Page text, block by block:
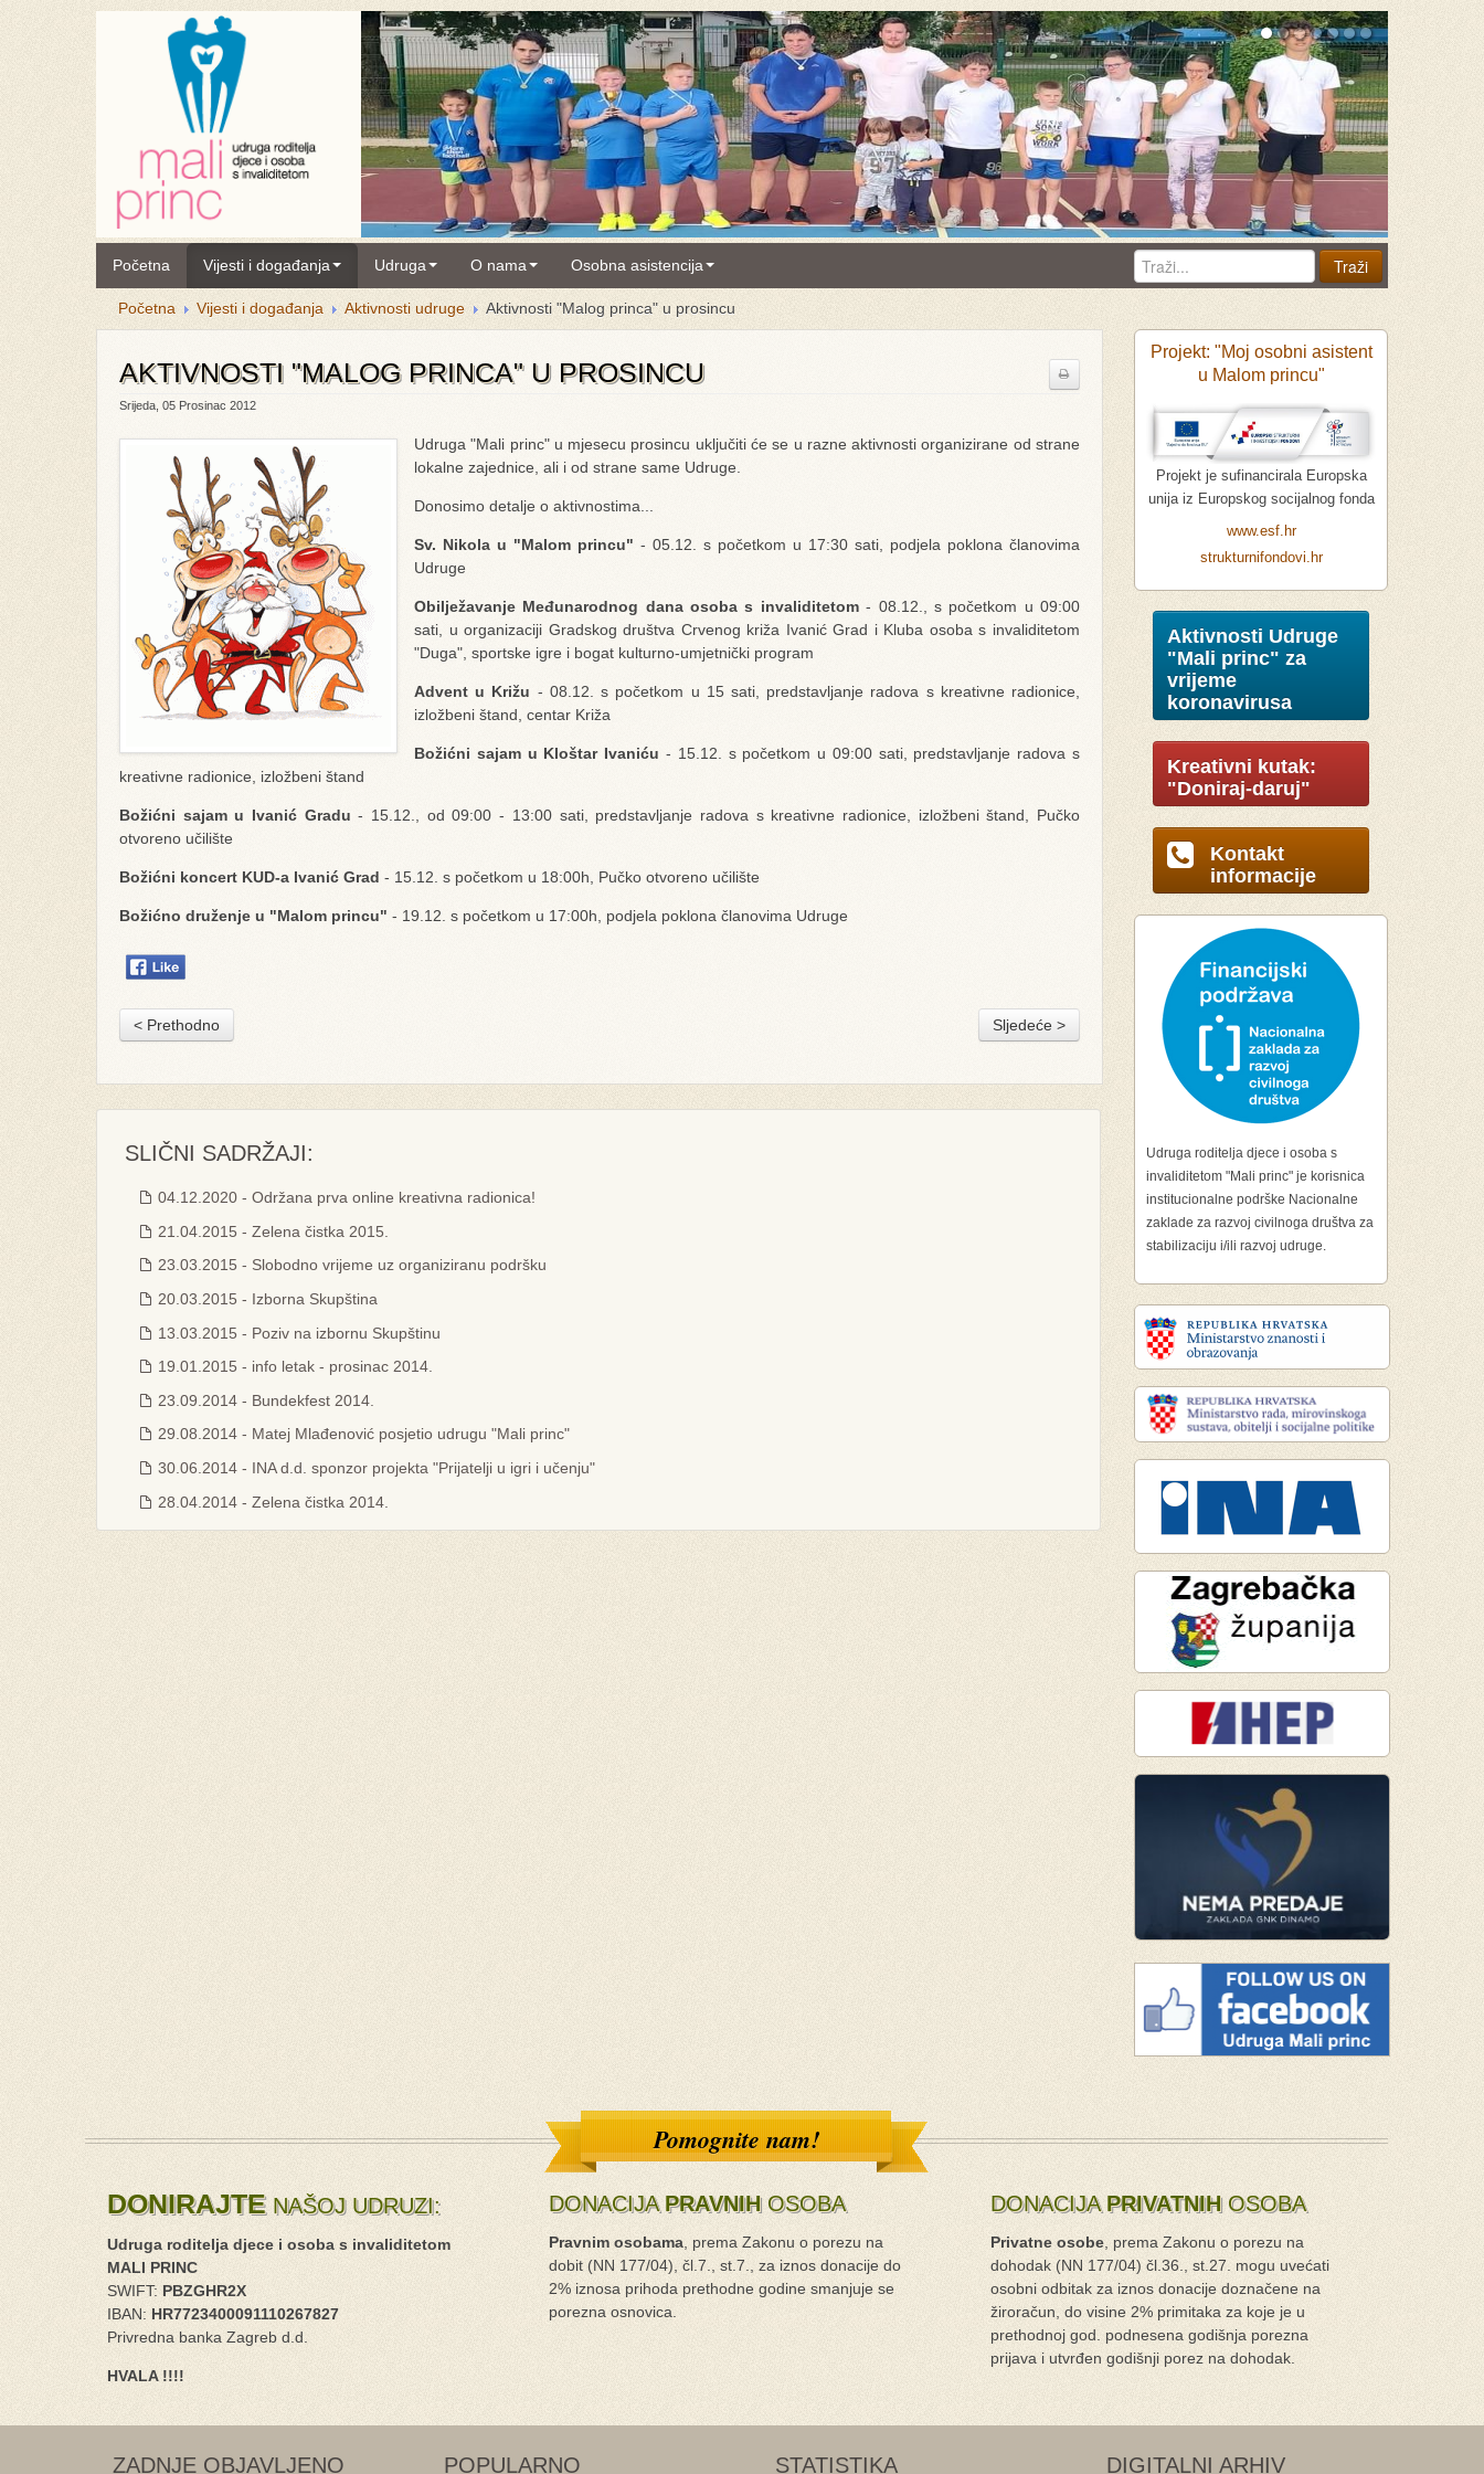
Početna Vijesti i događanja Udruga O nama Osobna asistencija
Početna Vijesti i događanja Aktivnosti udruge Aktivnosti "Malog princa" u prosincu
AKTIVNOSTI "MALOG PRINCA" U PROSINCU
Srijeda, 05 Prosinac 2012
Udruga "Mali princ" u mjesecu prosincu uključiti će se u razne aktivnosti organizirane od strane
lokalne zajednice, ali i od strane same Udruge.
Donosimo detalje o aktivnostima...
Sv. Nikola u "Malom princu" - 05.12. s početkom u 17:30 sati, podjela poklona članovima
Udruge
Obilježavanje Međunarodnog dana osoba s invaliditetom- 08.12., s početkom u 09:00
sati, u organizaciji Gradskog društva Crvenog križa Ivanić Grad i Kluba osoba s invaliditetom
"Duga", sportske igre i bogat kulturno-umjetnički program
Advent u Križu - 08.12. s početkom u 15 sati, predstavljanje radova s kreativne radionice,
izložbeni štand, centar Križa
Božićni sajam u Kloštar Ivaniću - 15.12. s početkom u 09:00 sati, predstavljanje radova s
kreativne radionice, izložbeni štand
Božićni sajam u Ivanić Gradu - 15.12., od 09:00 - 13:00 sati, predstavljanje radova s kreativne radionice, izložbeni štand, Pučko
otvoreno učilište
Božićni koncert KUD-a Ivanić Grad - 15.12. s početkom u 18:00h, Pučko otvoreno učilište
Božićno druženje u "Malom princu" - 19.12. s početkom u 17:00h, podjela poklona članovima Udruge
< Prethodno Sljedeće >
SLIČNI SADRŽAJI:
04.12.2020 - Održana prva online kreativna radionica!
21.04.2015 - Zelena čistka 2015.
23.03.2015 - Slobodno vrijeme uz organiziranu podršku
20.03.2015 - Izborna Skupština
13.03.2015 - Poziv na izbornu Skupštinu
19.01.2015 - info letak - prosinac 2014.
23.09.2014 - Bundekfest 2014.
29.08.2014 - Matej Mlađenović posjetio udrugu "Mali princ"
30.06.2014 - INA d.d. sponzor projekta "Prijatelji u igri i učenju"
28.04.2014 - Zelena čistka 2014.
Projekt: "Moj osobni asistent
u Malom princu"
Projekt je sufinancirala Europska
unija iz Europskog socijalnog fonda
www.esf.hr
strukturnifondovi.hr
Aktivnosti Udruge
"Mali princ" za
vrijeme
koronavirusa
Kreativni kutak:
"Doniraj-daruj"
Kontakt
informacije
Udruga roditelja djece i osoba s
invaliditetom "Mali princ" je korisnica
institucionalne podrške Nacionalne
zaklade za razvoj civilnoga društva za
stabilizaciju i/ili razvoj udruge.
Pomognite nam!
DONIRAJTE NAŠOJ UDRUZI:
Udruga roditelja djece i osoba s invaliditetom
MALI PRINC
SWIFT: PBZGHR2X
IBAN: HR7723400091110267827
Privredna banka Zagreb d.d.
HVALA !!!!
DONACIJA PRAVNIH OSOBA
Pravnim osobama , prema Zakonu o porezu na
dobit (NN 177/04), čl.7., st.7., za iznos donacije do
2% iznosa prihoda prethodne godine smanjuje se
porezna osnovica.
DONACIJA PRIVATNIH OSOBA
Privatne osobe , prema Zakonu o porezu na
dohodak (NN 177/04) čl.36., st.27. mogu uvećati
osobni odbitak za iznos donacije doznačene na
žiroračun, do visine 2% primitaka za koje je u
prethodnoj god. podnesena godišnja porezna
prijava i utvrđen godišnji porez na dohodak.
ZADNJE OBJAVLJENO POPULARNO STATISTIKA DIGITALNI ARHIV